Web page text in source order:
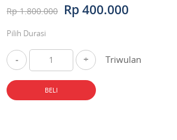
Rp 1.800.000
Rp 400.000
Pilih Durasi
- + Triwulan
BELI